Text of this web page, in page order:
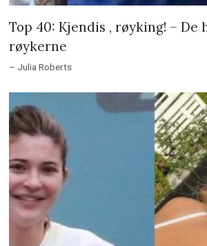
Top 40: Kjendis , røyking! – De
røykerne
– Julia Roberts